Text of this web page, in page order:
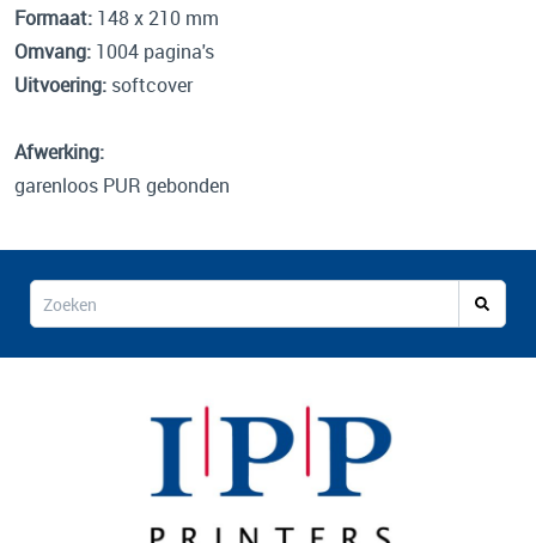
Formaat: 148 x 210 mm
Omvang: 1004 pagina's
Uitvoering: softcover
Afwerking:
garenloos PUR gebonden